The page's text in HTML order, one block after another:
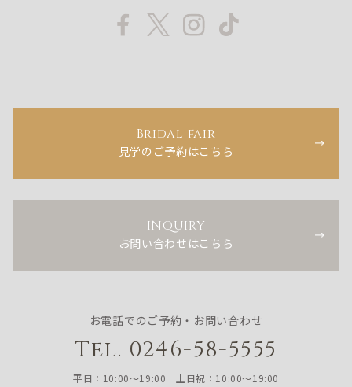
Bridal fair
見学のご予約はこちら
INQUIRY
お問い合わせはこちら
お電話でのご予約・お問い合わせ
Tel. 0246-58-5555
平日：10:00〜19:00 土日祝：10:00〜19:00